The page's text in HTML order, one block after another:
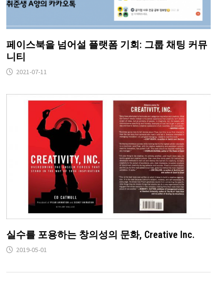
페이스북을 넘어설 플랫폼 기회: 그룹 채팅 커뮤
니티
2021-07-11
실수를 포용하는 창의성의 문화, Creative Inc.
2019-05-01